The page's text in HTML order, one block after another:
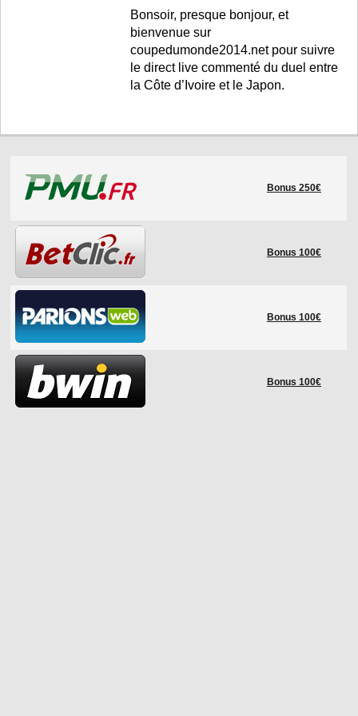
Bonsoir, presque bonjour, et
bienvenue sur
coupedumonde2014.net pour suivre
le direct live commenté du duel entre
la Côte d’Ivoire et le Japon.
Bonus 250€
Bonus 100€
Bonus 100€
Bonus 100€